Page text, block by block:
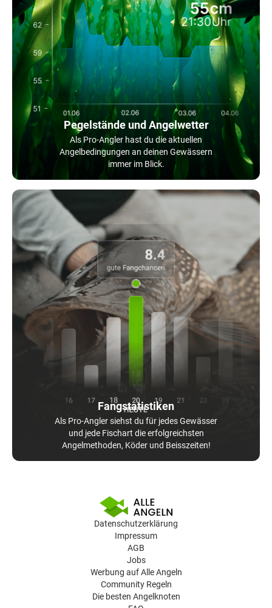
Pegelstände und Angelwetter
Als Pro-Angler hast du die aktuellen
Angelbedingungen an deinen Gewässern
immer im Blick.
Fangstatistiken
Als Pro-Angler siehst du für jedes Gewässer
und jede Fischart die erfolgreichsten
Angelmethoden, Köder und Beisszeiten!
Datenschutzerklärung
Impressum
AGB
Jobs
Werbung auf Alle Angeln
Community Regeln
Die besten Angelknoten